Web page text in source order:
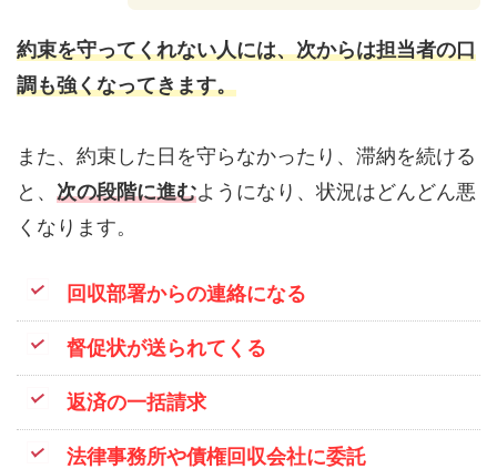
約束を守ってくれない人には、次からは担当者の口
調も強くなってきます。
また、約束した日を守らなかったり、滞納を続ける
と、 次の段階に進むようになり、状況はどんどん悪
くなります。
回収部署からの連絡になる
督促状が送られてくる
返済の一括請求
法律事務所や債権回収会社に委託